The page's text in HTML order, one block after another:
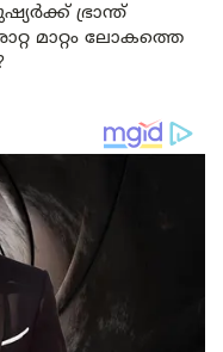
ഭ്രാന്ത്
മാറ്റം ലോകത്തെ